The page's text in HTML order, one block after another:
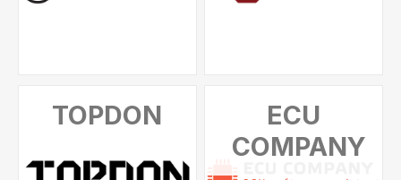
TOPDON
ECU
COMPANY